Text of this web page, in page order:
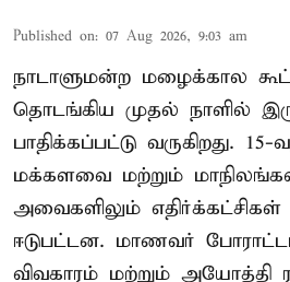
Published on: 07 Aug 2026, 9:03 am
நாடாளுமன்ற மழைக்கால
தொடங்கிய முதல் நாளில்
பாதிக்கப்பட்டு வருகிறது.
மக்களவை மற்றும்
அவைகளிலும்
ஈடுபட்டன. மாணவர்
விவகாரம் மற்றும் அயோத்தி